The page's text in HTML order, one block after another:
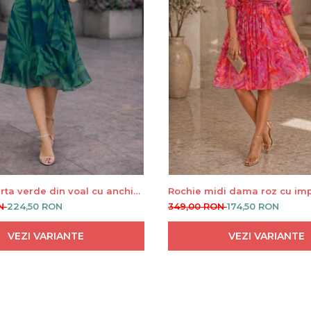
verde din voal cu anchior
talie
224,50 RON
VEZI VARIANTE
Rochie midi dama roz cu
abstract floral
349,00 RON174,50 RON
VEZI VARIANTE